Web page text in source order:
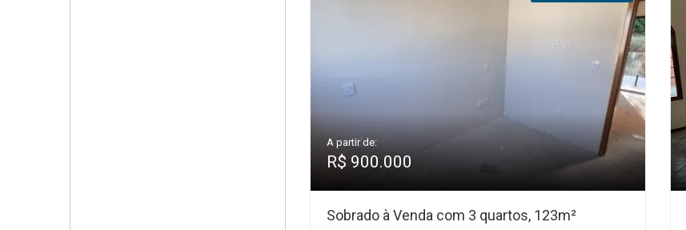
A partir de:
R$ 900.000
Sobrado à Venda com 3 quartos, 123m²